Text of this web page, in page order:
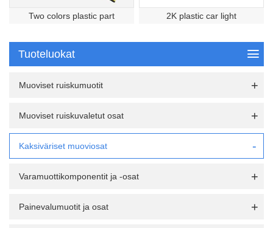
Two colors plastic part 2K plastic car light
Tuoteluokat
Muoviset ruiskumuotit
Muoviset ruiskuvaletut osat
Kaksiväriset muoviosat
Varamuottikomponentit ja -osat
Painevalumuotit ja osat